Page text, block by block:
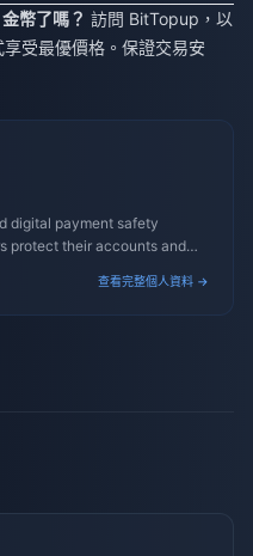
幣了嗎？ 訪問 BitTopup，以
受最優價格。保證交易安
digital payment safety
protect their accounts and
查看完整個人資料 →